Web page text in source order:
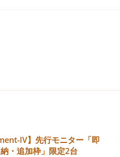
IV】先行モニター「即
納・追加枠」限定2台